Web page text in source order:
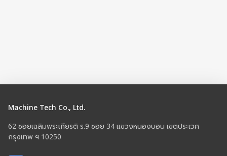
Machine Tech Co., Ltd.
62 ซอยเฉลิมพระเกียรติ ร.9 ซอย 34 แขวงหนองบอน เขตประเวศ
กรุงเทพ ฯ 10250